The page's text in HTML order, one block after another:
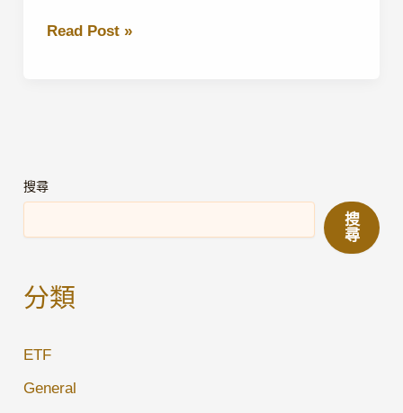
【2025
打
驗
賺
錢
略
｜
Read Post »
搜尋
搜
尋
分類
ETF
General